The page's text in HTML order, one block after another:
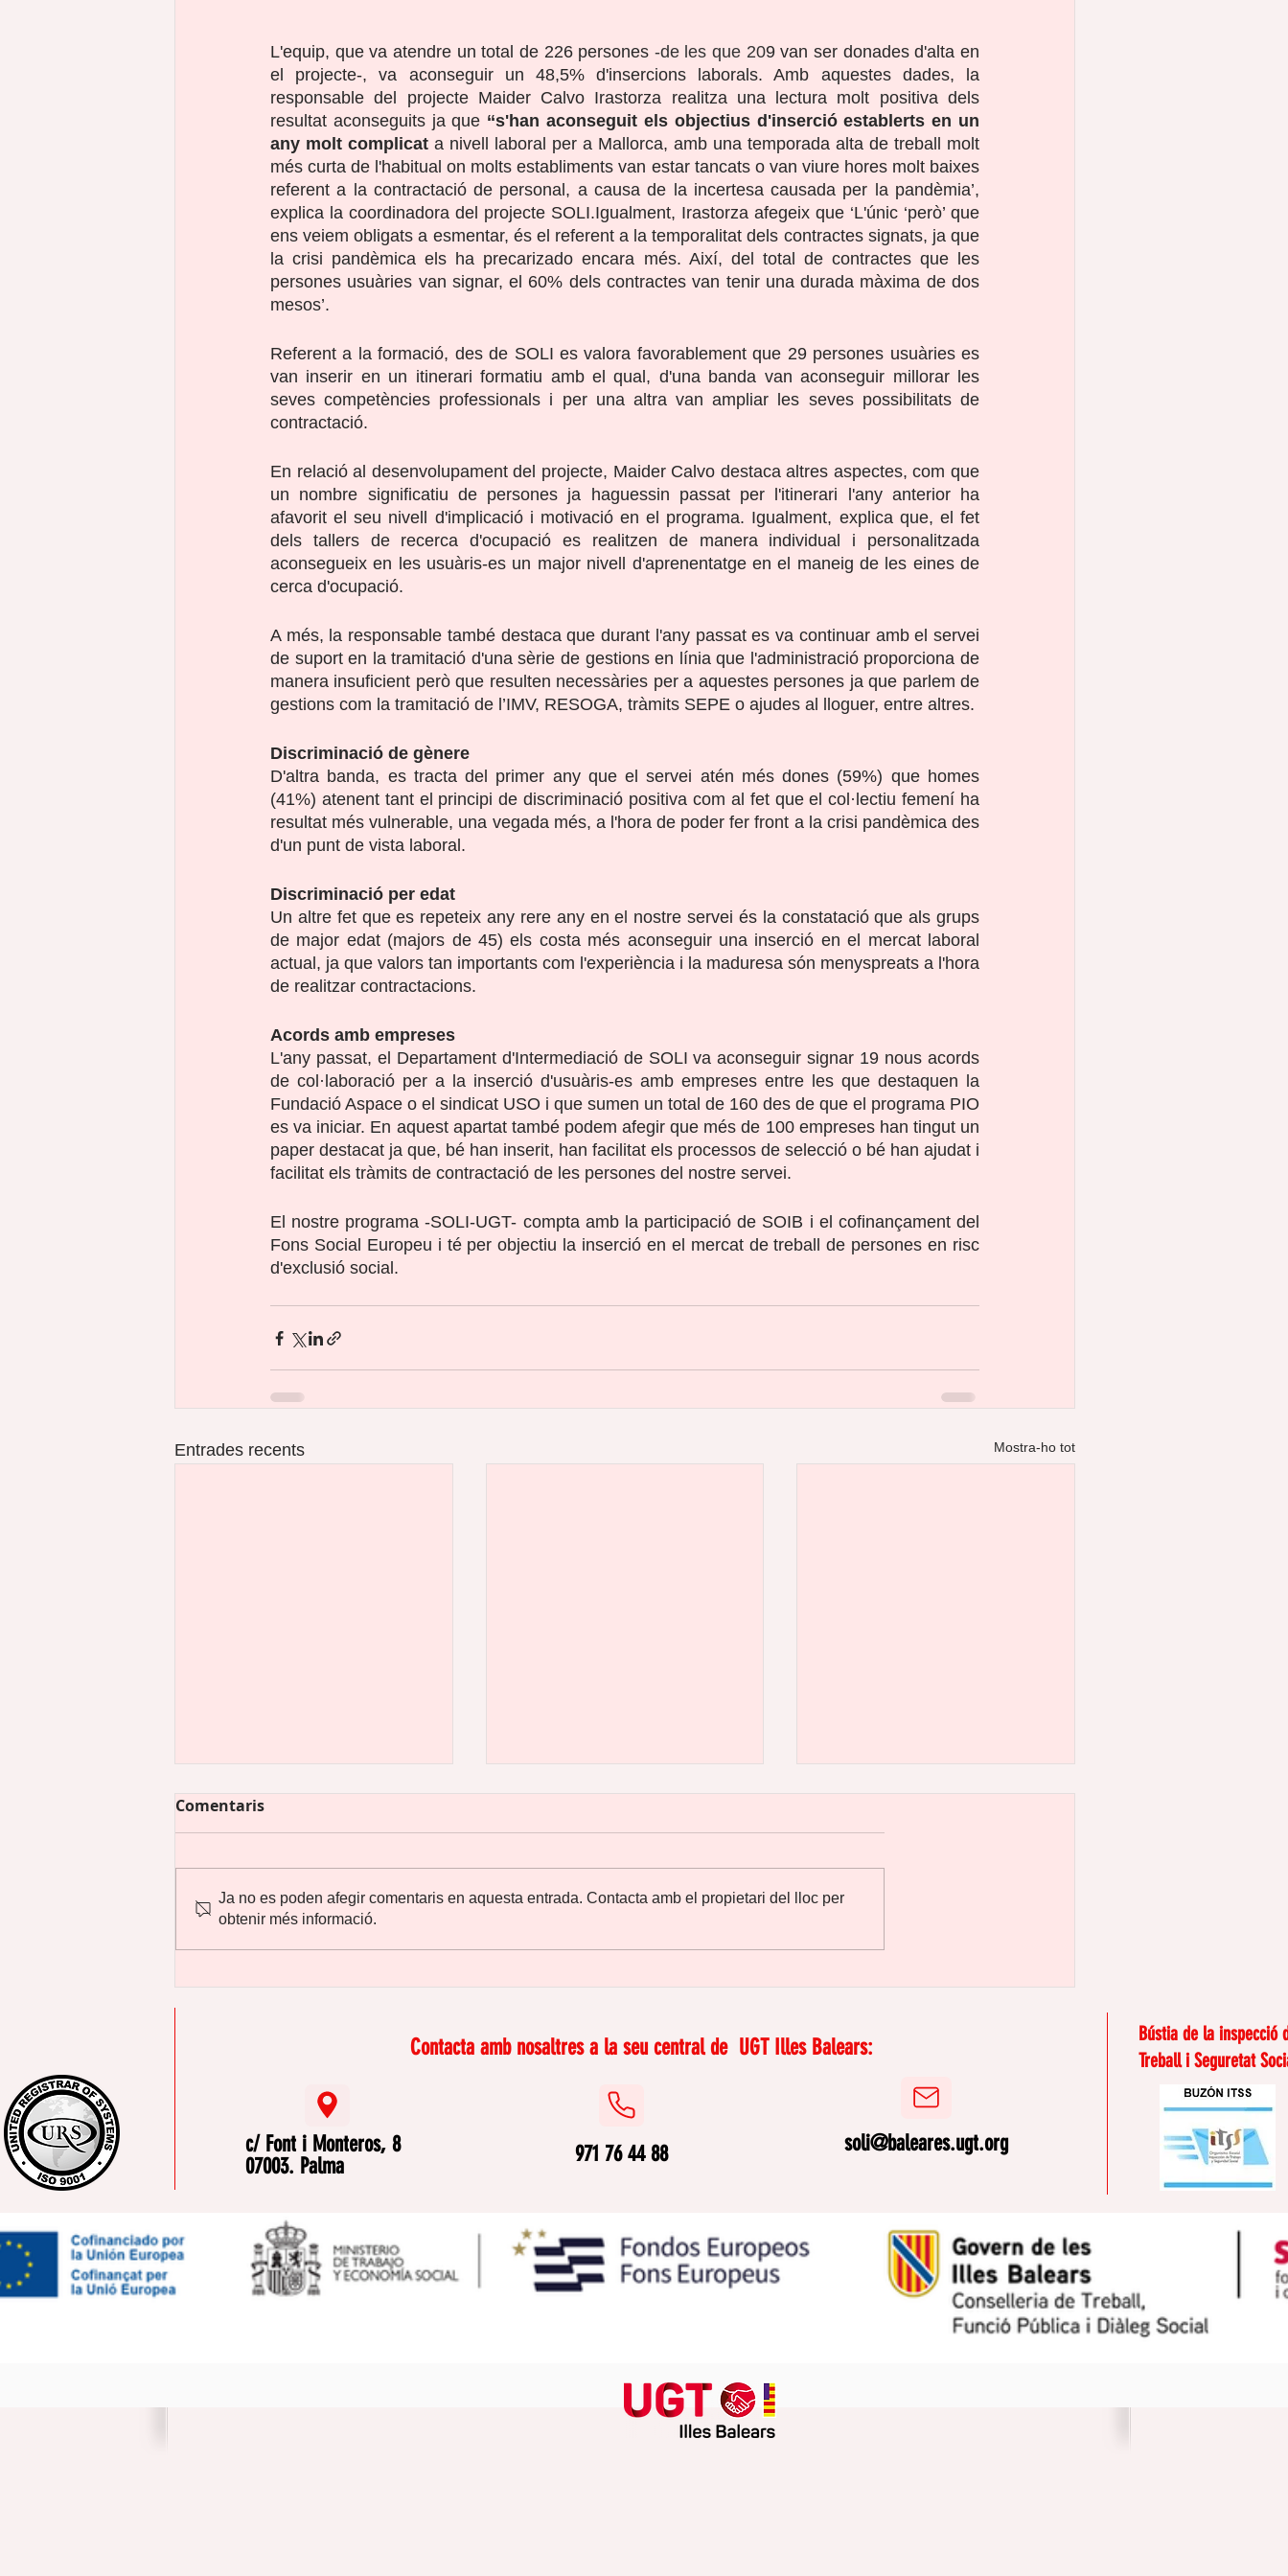
L'equip, que va atendre un total de 226 persones -de les que 209 van ser donades d'alta en
el projecte-, va aconseguir un 48,5% d'insercions laborals. Amb aquestes dades, la
responsable del projecte Maider Calvo Irastorza realitza una lectura molt positiva dels
resultat aconseguits ja que ‘‘s'han aconseguit els objectius d'inserció establerts en un
any molt complicat a nivell laboral per a Mallorca, amb una temporada alta de treball molt
més curta de l'habitual on molts establiments van estar tancats o van viure hores molt baixes
referent a la contractació de personal, a causa de la incertesa causada per la pandèmia’,
explica la coordinadora del projecte SOLI.Igualment, Irastorza afegeix que ‘L'únic ‘però’ que
ens veiem obligats a esmentar, és el referent a la temporalitat dels contractes signats, ja que
la crisi pandèmica els ha precarizado encara més. Així, del total de contractes que les
persones usuàries van signar, el 60% dels contractes van tenir una durada màxima de dos
mesos’.
Referent a la formació, des de SOLI es valora favorablement que 29 persones usuàries es
van inserir en un itinerari formatiu amb el qual, d'una banda van aconseguir millorar les
seves competències professionals i per una altra van ampliar les seves possibilitats de
contractació.
En relació al desenvolupament del projecte, Maider Calvo destaca altres aspectes, com que
un nombre significatiu de persones ja haguessin passat per l'itinerari l'any anterior ha
afavorit el seu nivell d'implicació i motivació en el programa. Igualment, explica que, el fet
dels tallers de recerca d'ocupació es realitzen de manera individual i personalitzada
aconsegueix en les usuàris-es un major nivell d'aprenentatge en el maneig de les eines de
cerca d'ocupació.
A més, la responsable també destaca que durant l'any passat es va continuar amb el servei
de suport en la tramitació d'una sèrie de gestions en línia que l'administració proporciona de
manera insuficient però que resulten necessàries per a aquestes persones ja que parlem de
gestions com la tramitació de l’IMV, RESOGA, tràmits SEPE o ajudes al lloguer, entre altres.
Discriminació de gènere
D'altra banda, es tracta del primer any que el servei atén més dones (59%) que homes
(41%) atenent tant el principi de discriminació positiva com al fet que el col·lectiu femení ha
resultat més vulnerable, una vegada més, a l'hora de poder fer front a la crisi pandèmica des
d'un punt de vista laboral.
Discriminació per edat
Un altre fet que es repeteix any rere any en e nostre servei és la constatació que als grups
de major edat (majors de 45) els costa més aconseguir una inserció en el mercat laboral
actual, ja que valors tan importants com l'experiència i la maduresa són menyspreats a l'hora
de realitzar contractacions.
Acords amb empreses
L'any passat, el Departament d'Intermediació de SOLI va aconseguir signar 19 nous acords
de col·laboració per a la inserció d'usuàris-es amb empreses entre les que destaquen la
Fundació Aspace o el sindicat USO i que sumen un total de 160 des de que el programa PIO
es va iniciar. En aquest apartat també podem afegir que més de 100 empreses han tingut un
paper destacat ja que, bé han inserit, han facilitat els processos de selecció o bé han ajudat i
facilitat els tràmits de contractació de les persones del nostre servei.
El nostre programa -SOLI-UGT- compta amb la participació de SOIB i el cofinançament del
Fons Social Europeu i té per objectiu la inserció en el mercat de treball de persones en risc
d'exclusió social.
Entrades recents Mostra-ho tot
Coneixes la història del
Tu també et xoques amb
Taller grupal al SOLI: “La
Comentaris
Ja no es poden afegir comentaris en aquesta entrada. Contacta amb el propietari del lloc per
obtenir més informació.
Contacta amb nosaltres a la seu central de UGT Illes Balears:
c/ Font i Monteros, 8
07003. Palma
971 76 44 88 soli@baleares.ugt.org
Bústia de la inspecció
Treball i Seguretat